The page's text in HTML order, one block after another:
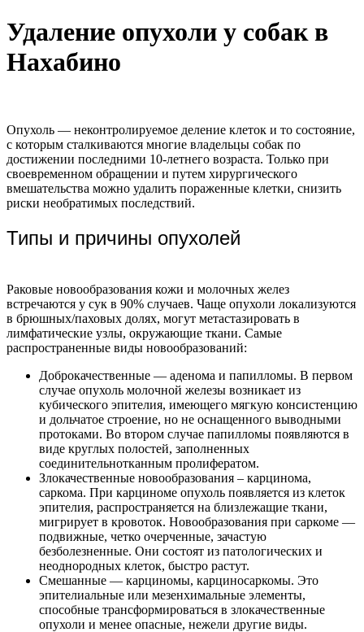
Удаление опухоли у собак в
Нахабино
Опухоль — неконтролируемое деление клеток и то состояние,
с которым сталкиваются многие владельцы собак по
достижении последними 10-летнего возраста. Только при
своевременном обращении и путем хирургического
вмешательства можно удалить пораженные клетки, снизить
риски необратимых последствий.
Типы и причины опухолей
Раковые новообразования кожи и молочных желез
встречаются у сук в 90% случаев. Чаще опухоли локализуются
в брюшных/паховых долях, могут метастазировать в
лимфатические узлы, окружающие ткани. Самые
распространенные виды новообразований:
Доброкачественные — аденома и папилломы. В первом
случае опухоль молочной железы возникает из
кубического эпителия, имеющего мягкую консистенцию
и дольчатое строение, но не оснащенного выводными
протоками. Во втором случае папилломы появляются в
виде круглых полостей, заполненных
соединительнотканным пролифератом.
Злокачественные новообразования – карцинома,
саркома. При карциноме опухоль появляется из клеток
эпителия, распространяется на близлежащие ткани,
мигрирует в кровоток. Новообразования при саркоме —
подвижные, четко очерченные, зачастую
безболезненные. Они состоят из патологических и
неоднородных клеток, быстро растут.
Смешанные — карциномы, карциносаркомы. Это
эпителиальные или мезенхимальные элементы,
способные трансформироваться в злокачественные
опухоли и менее опасные, нежели другие виды.